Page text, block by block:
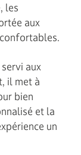
les
aux
aux
il met à
bien
et la
un